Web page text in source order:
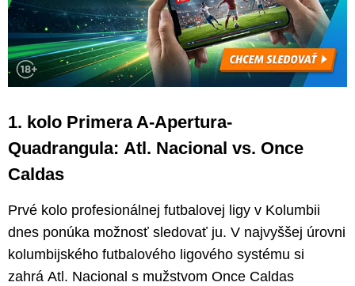
1. kolo Primera A-Apertura-
Quadrangula: Atl. Nacional vs. Once
Caldas
Prvé kolo profesionálnej futbalovej ligy v Kolumbii
dnes ponúka možnosť sledovať ju. V najvyššej úrovni
kolumbijského futbalového ligového systému si
zahrá Atl. Nacional s mužstvom Once Caldas